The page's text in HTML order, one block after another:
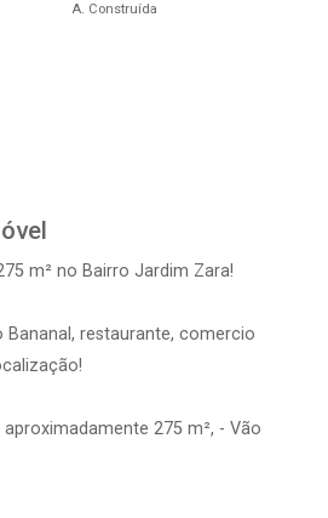
A. Construída
m² no Bairro Jardim Zara!
Bananal, restaurante, comercio
275 m², - Vão